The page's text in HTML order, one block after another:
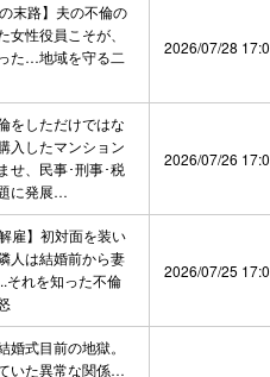
末路】夫の不倫の
女性役員こそが、
た…地域を守る二
2026/07/28
をしただけではな
入したマンション
せ、民事･刑事･税
に発展…
2026/07/26
雇】初対面を装い
人は結婚前から妻
それを知った不倫
2026/07/25
婚式目前の地獄。
いた異常な関係…